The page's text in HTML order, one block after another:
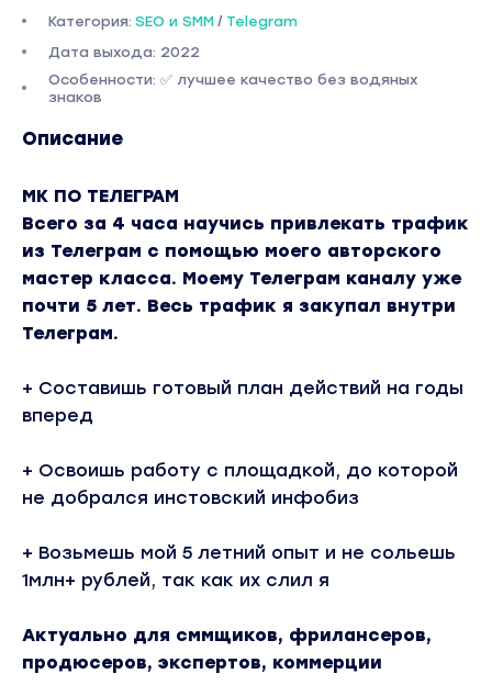
Категория: SEO и SMM / Telegram
Дата выхода: 2022
Особенности: ✅ лучшее качество без водяных
знаков
Описание
МК ПО ТЕЛЕГРАМ
Всего за 4 часа научись привлекать трафик
из Телеграм с помощью моего авторского
мастер класса. Моему Телеграм каналу уже
почти 5 лет. Весь трафик я закупал внутри
Телеграм.
+ Составишь готовый план действий на годы
вперед
+ Освоишь работу с площадкой, до которой
не добрался инстовский инфобиз
+ Возьмешь мой 5 летний опыт и не сольешь
1млн+ рублей, так как их слил я
Актуально для сммщиков, фрилансеров,
продюсеров, экспертов, коммерции